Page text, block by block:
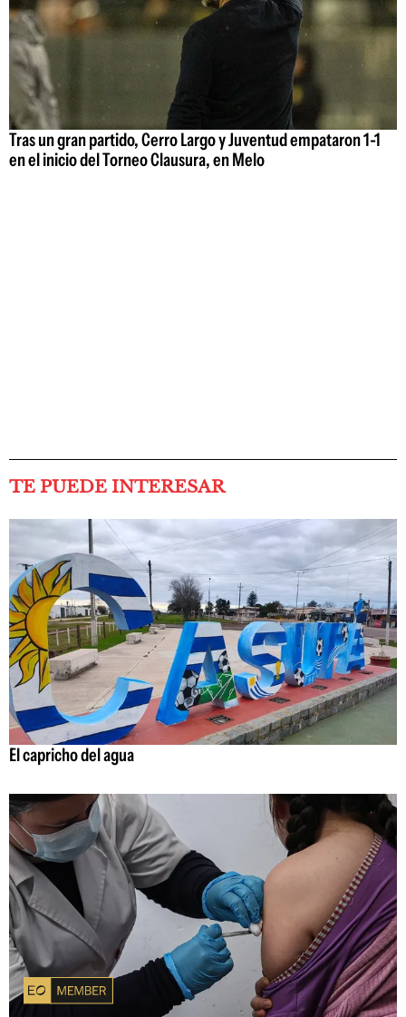
Tras un gran partido, Cerro Largo y Juventud empataron 1-1
en el inicio del Torneo Clausura, en Melo
TE PUEDE INTERESAR
El capricho del agua